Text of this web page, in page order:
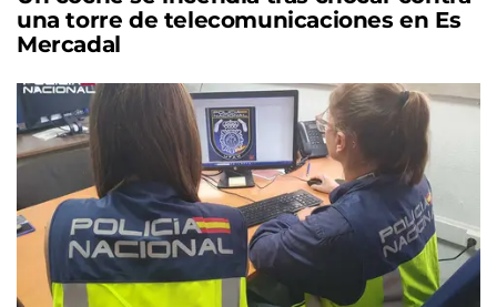
una torre de telecomunicaciones en Es
Mercadal